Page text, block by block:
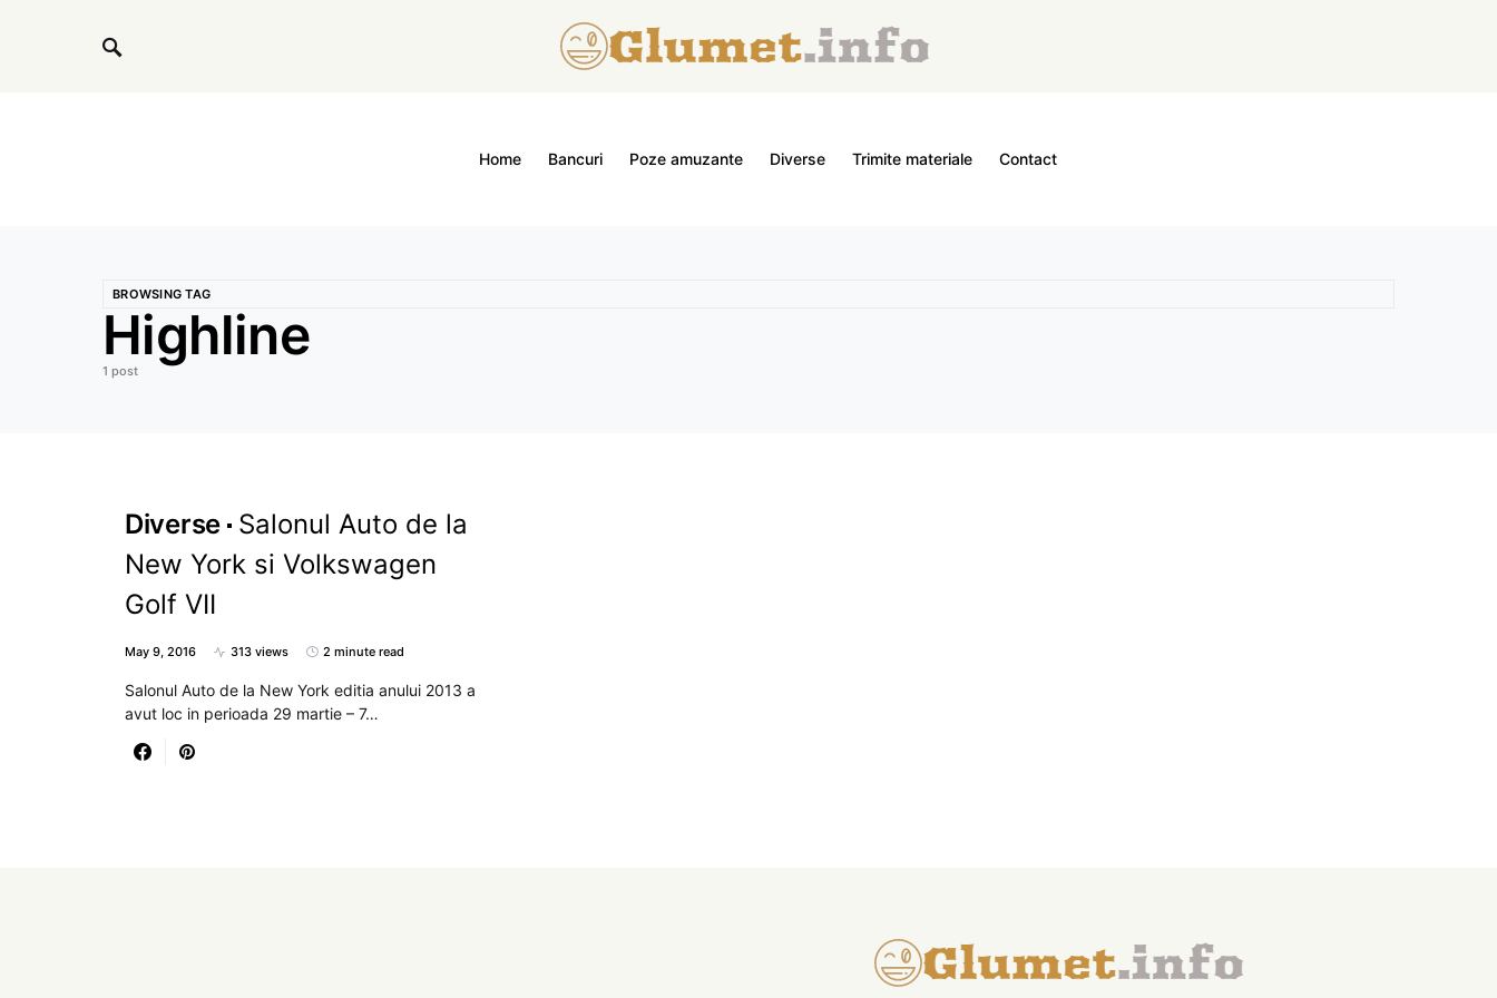
Home Bancuri Poze amuzante Diverse Trimite materiale Contact
BROWSING TAG
Highline
1 post
Diverse Salonul Auto de la
New York si Volkswagen
Golf VII
May 9, 2016 313 views 2 minute read
Salonul Auto de la New York editia anului 2013 a
avut loc in perioada 29 martie – 7…